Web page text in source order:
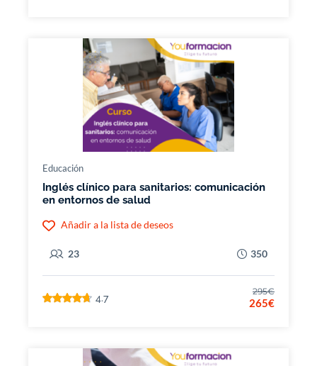
Educación
Inglés clínico para sanitarios: comunicación
en entornos de salud
Añadir a la lista de deseos
23 350
4.7
295€
265€